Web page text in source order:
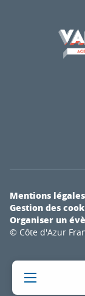
© Côte d'Azur
Mentions légales
Gestion des
Organiser un